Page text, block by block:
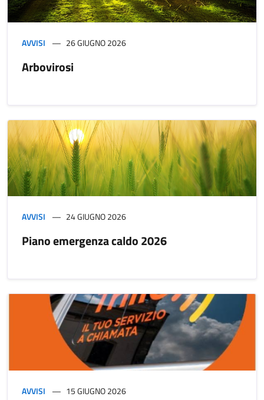
AVVISI 26 GIUGNO 2026
Arbovirosi
AVVISI 24 GIUGNO 2026
Piano emergenza caldo 2026
AVVISI 15 GIUGNO 2026